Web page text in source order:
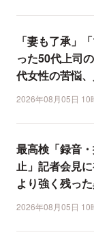
「妻も了承」
った50代上司
代女性の苦悩
2026年08月05日 10
最高検「録音
止」記者会見
より強く残っ
2026年08月05日 10